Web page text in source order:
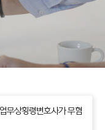
무상횡령변호사가 무혐